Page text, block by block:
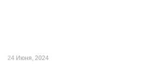
24 Июня, 2024